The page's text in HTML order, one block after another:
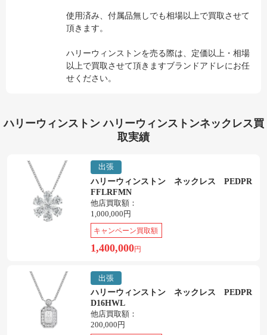
使用済み、付属品無しでも相場以上で買取させて
頂きます。
ハリーウィンストンを売る際は、定価以上・相場
以上で買取させて頂きますブランドアドレにお任
せください。
ハリーウィンストン ハリーウィンストンネックレス買
取実績
出張
ハリーウィンストン ネックレス PEDPR
FFLRFMN
他店買取額：
1,000,000円
キャンペーン買取額
1,400,000円
出張
ハリーウィンストン ネックレス PEDPR
D16HWL
他店買取額：
200,000円